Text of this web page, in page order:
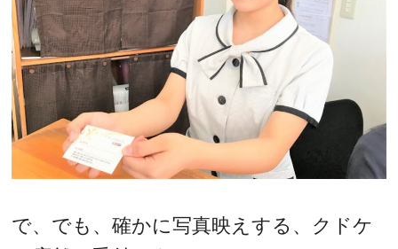
で、でも、確かに写真映えする、クドケ